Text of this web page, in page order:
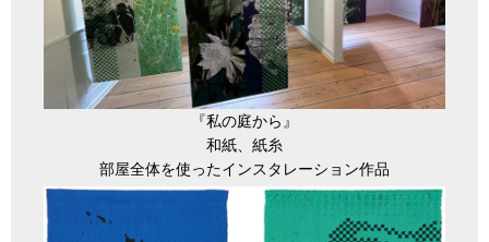
『私の庭から』
和紙、紙糸
部屋全体を使ったインスタレーション作品